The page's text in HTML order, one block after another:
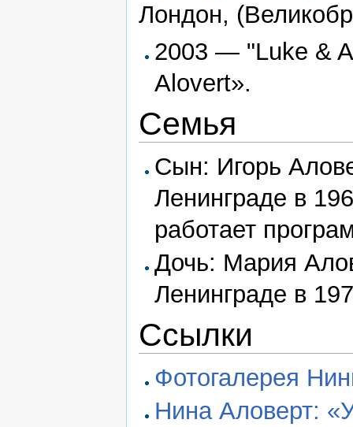
Лондон,
2003 — "Luke &
Alovert».
Семья
Сын: Игорь
Ленинграде в
работает
Дочь: Мария
Ленинграде в
Ссылки
Фотогалерея
Нина Аловерт: